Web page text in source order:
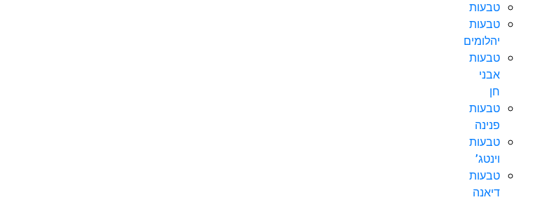
טבעות
טבעות
יהלומים
טבעות
אבני
חן
טבעות
פנינה
טבעות
וינטג’
טבעות
דיאנה